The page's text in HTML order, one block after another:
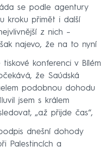
se podle agentury
kroku přimět i další
z nich –⁠
najevo, že na to nyní
konferenci v Bílém
že Saúdská
podobnou dohodu
jsem s králem
„až přijde čas“,
dnešní dohody
Palestincích a